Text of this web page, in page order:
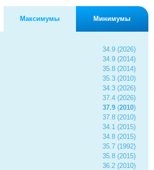
Максимумы Минимумы
34.9 (2026)
34.9 (2014)
35.8 (2014)
35.3 (2010)
34.3 (2026)
37.4 (2026)
37.9(2010)
37.8 (2010)
34.1 (2015)
34.8 (2015)
35.7 (1992)
35.8 (2015)
36.2 (2010)